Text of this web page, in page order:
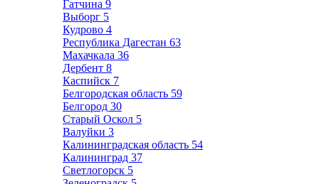
Гатчина 9
Выборг 5
Кудрово 4
Республика Дагестан 63
Махачкала 36
Дербент 8
Каспийск 7
Белгородская область 59
Белгород 30
Старый Оскол 5
Валуйки 3
Калининградская область 54
Калининград 37
Светлогорск 5